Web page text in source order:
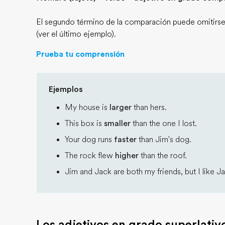
El segundo término de la comparación puede
(ver el último ejemplo).
Prueba tu comprensión
Ejemplos
My house is larger than hers.
This box is smaller than the one I lost.
Your dog runs faster than Jim's dog.
The rock flew higher than the roof.
Jim and Jack are both my friends, but I like